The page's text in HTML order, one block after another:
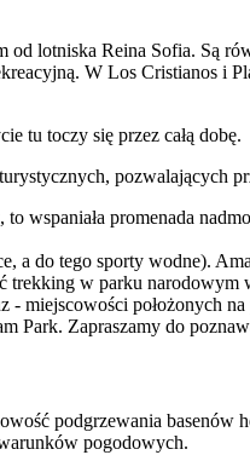
od lotniska Reina Sofia. Są
W Los Cristianos i
tu toczy się przez całą dobę.
pozwalających
wspaniała promenada
a do tego sporty wodne).
w parku
miejscowości położonych
Park. Zapraszamy do
podgrzewania
pogodowych.